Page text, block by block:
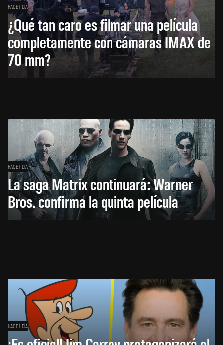
HACE 1 DÍA
¿Qué tan caro es filmar una película
completamente con cámaras IMAX de
70 mm?
HACE 1 DÍA
La saga Matrix continuará: Warner
Bros. confirma la quinta película
HACE 1 DÍA